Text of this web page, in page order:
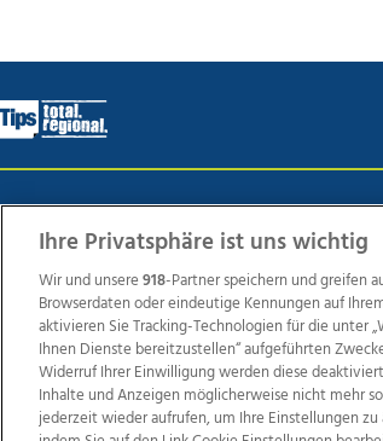
TV1 di-mog-i.at OÖNow
Ihre Privatsphäre ist uns wichtig
Wir und unsere918-Partner speichern und greifen
Browserdaten oder eindeutige Kennungen auf
aktivieren Sie Tracking-Technologien für die unter
Ihnen Dienste bereitzustellen“ aufgeführten
Widerruf Ihrer Einwilligung werden diese
Inhalte und Anzeigen möglicherweise nicht mehr
jederzeit wieder aufrufen, um Ihre Einstellungen